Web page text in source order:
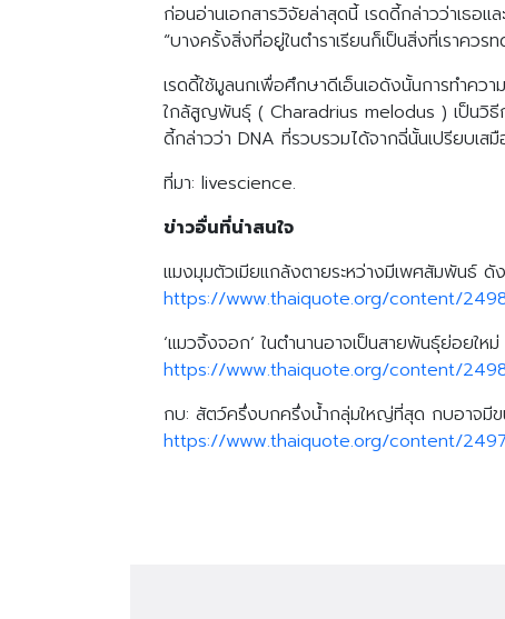
ก่อนอ่านเอกสารวิจัยล่าสุดนี้ เรดดี้กล่าวว่าเธอ
“บางครั้งสิ่งที่อยู่ในตำราเรียนก็เป็นสิ่งที่เราคว
เรดดี้ใช้มูลนกเพื่อศึกษาดีเอ็นเอดังนั้นการทำค
ใกล้สูญพันธุ์ ( Charadrius melodus ) เป็นวิธีก
ดี้กล่าวว่า DNA ที่รวบรวมได้จากฉี่นั้นเปรียบเส
ที่มา: livescience.
ข่าวอื่นที่น่าสนใจ
แมงมุมตัวเมียแกล้งตายระหว่างมีเพศสัมพันธ์
https://www.thaiquote.org/content/
‘แมวจิ้งจอก’ ในตำนานอาจเป็นสายพันธุ์ย่อยใหม่
https://www.thaiquote.org/content/
กบ: สัตว์ครึ่งบกครึ่งน้ำกลุ่มใหญ่ที่สุด กบอาจมีข
https://www.thaiquote.org/content/